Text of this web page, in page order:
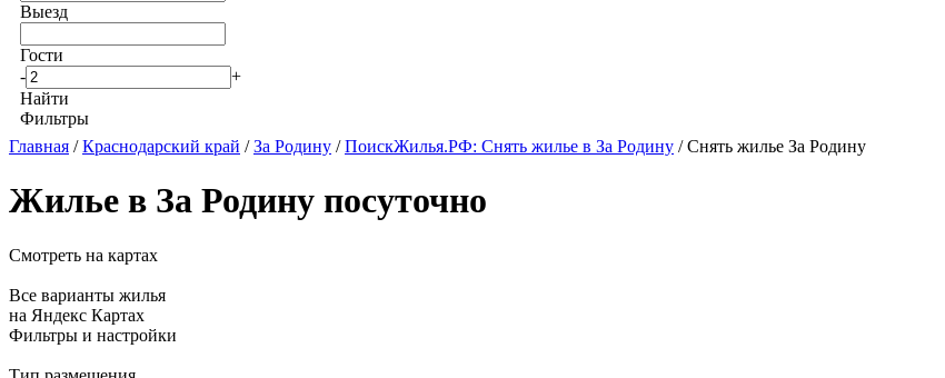
Выезд
Гости
-
+
Найти
Фильтры
Главная /Краснодарский край /За Родину /ПоискЖилья.РФ: Снять жилье в За Родину / Снять жилье За Родину
Жилье в За Родину посуточно
Смотреть на картах
Все варианты жилья
на Яндекс Картах
Фильтры и настройки